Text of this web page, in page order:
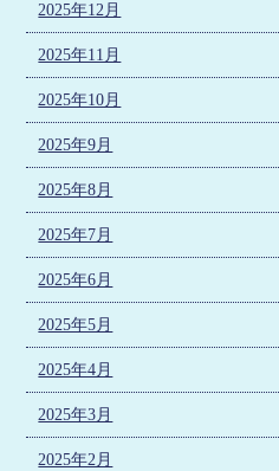
2025年12月
2025年11月
2025年10月
2025年9月
2025年8月
2025年7月
2025年6月
2025年5月
2025年4月
2025年3月
2025年2月